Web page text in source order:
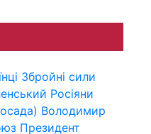
Збройні сили
Росіяни
Володимир
Президент